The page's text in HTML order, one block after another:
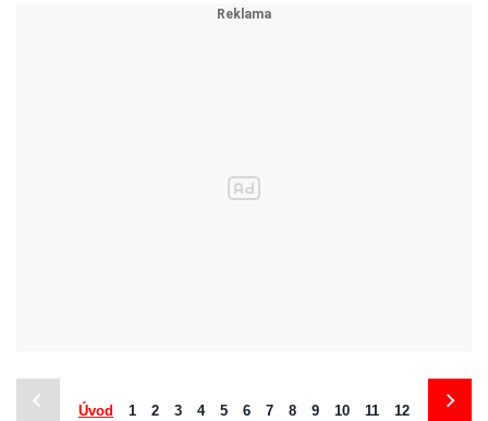
Úvod 1 2 3 4 5 6 7 8 9 10 11 12